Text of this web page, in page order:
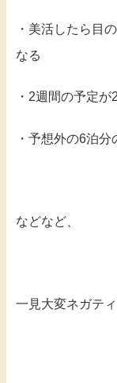
・美活したら目
なる
・2週間の予定
・予想外の6泊
などなど、
一見大変ネガテ